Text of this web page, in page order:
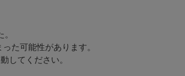
た可能性があります。
してください。